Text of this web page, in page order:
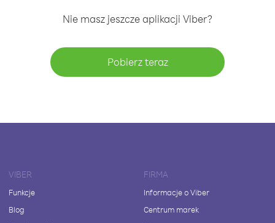
Nie masz jeszcze aplikacji Viber?
Pobierz teraz
VIBER
Funkcje
Blog
FIRMA
Informacje o Viber
Centrum marek